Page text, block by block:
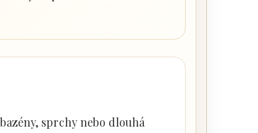
sprchy nebo dlouhá